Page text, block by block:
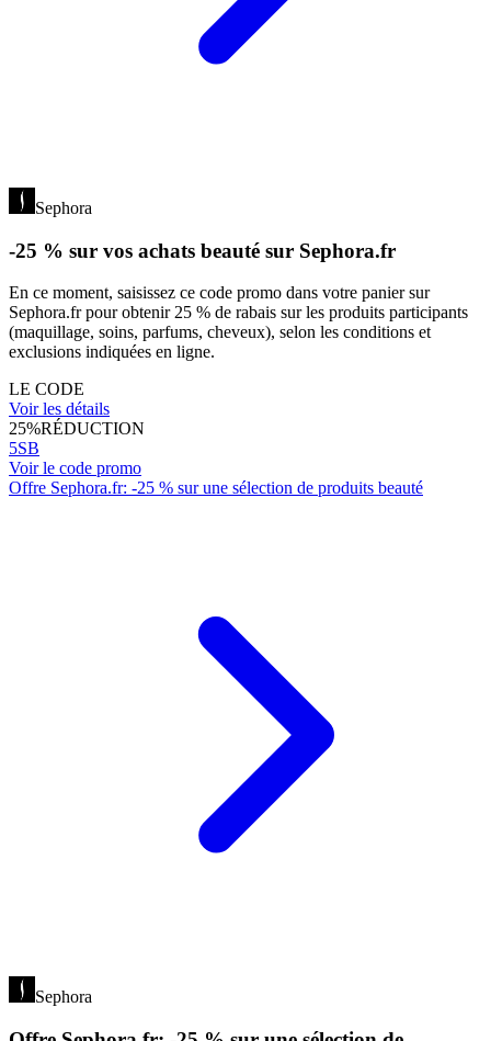
Sephora
-25 % sur vos achats beauté sur Sephora.fr
En ce moment, saisissez ce code promo dans votre panier sur
Sephora.fr pour obtenir 25 % de rabais sur les produits participants
(maquillage, soins, parfums, cheveux), selon les conditions et
exclusions indiquées en ligne.
LE CODE
Voir les détails
25%RÉDUCTION
5SB
Voir le code promo
Offre Sephora.fr: -25 % sur une sélection de produits beauté
Sephora